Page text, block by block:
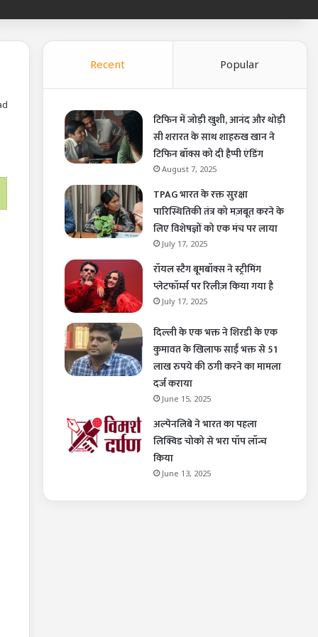
Recent Popular
टिफिन में जोड़ी खुशी, आनंद और थोड़ी
सी शरारत के साथ शाहरुख खान ने
टिफिन बॉक्स को दी हैप्पी एंडिंग
August 7, 2025
TPAG भारत के रक्त सुरक्षा
पारिस्थितिकी तंत्र को मज़बूत करने के
लिए विशेषज्ञों को एक मंच पर लाया
July 17, 2025
रॉयल स्टैग बूमबॉक्स ने स्ट्रीमिंग
प्लेटफॉर्म्स पर रिलीज़ किया गया है
July 17, 2025
दिल्ली के एक भक्त ने शिरडी के एक
कुमावत के खिलाफ साईं भक्त से 51
लाख रुपये की ठगी करने का मामला
दर्ज कराया
June 15, 2025
अल्पेनलिबे ने भारत का पहला
लिक्विड चोको से भरा पॉप लॉन्च
किया
June 13, 2025